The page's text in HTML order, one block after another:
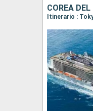
COREA
Itinerario :